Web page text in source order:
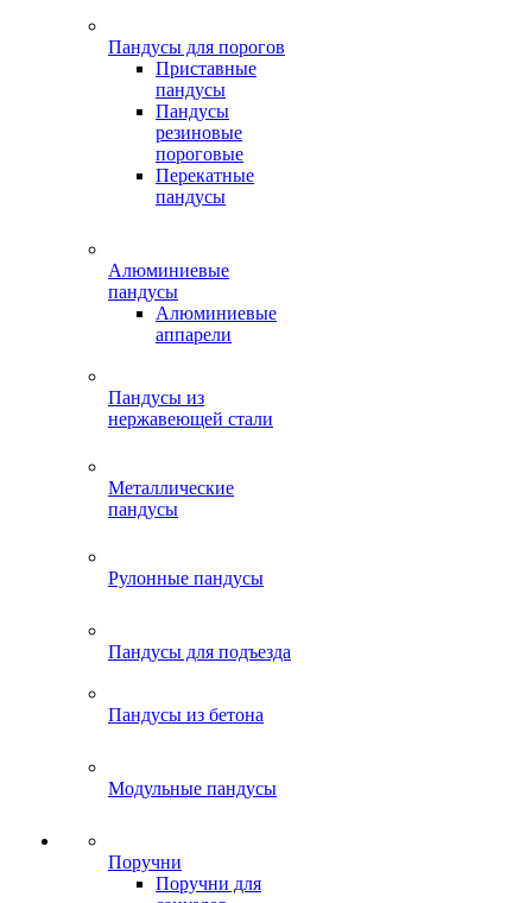
Пандусы для порогов
Приставные
пандусы
Пандусы
резиновые
пороговые
Перекатные
пандусы
Алюминиевые
пандусы
Алюминиевые
аппарели
Пандусы из
нержавеющей стали
Металлические
пандусы
Рулонные пандусы
Пандусы для подъезда
Пандусы из бетона
Модульные пандусы
Поручни
Поручни для